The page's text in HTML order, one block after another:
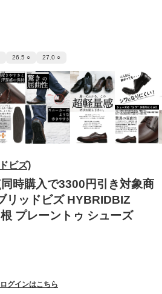
ビズ)
時購入で3300円引き対象商
リッドビズ HYBRIDBIZ
プレーントゥ シューズ
ログインはこちら
26.5 ○ 27.0 ○